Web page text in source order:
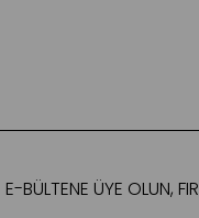
E-BÜLTENE ÜYE OLUN,